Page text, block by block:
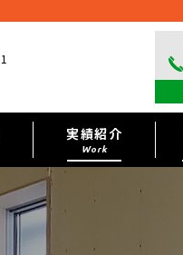
実績紹介
Work